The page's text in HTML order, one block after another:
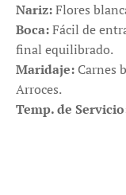
Nariz:Flores
Boca:Fácil de
final equilibrado.
Maridaje: Carnes
Arroces.
Temp. de